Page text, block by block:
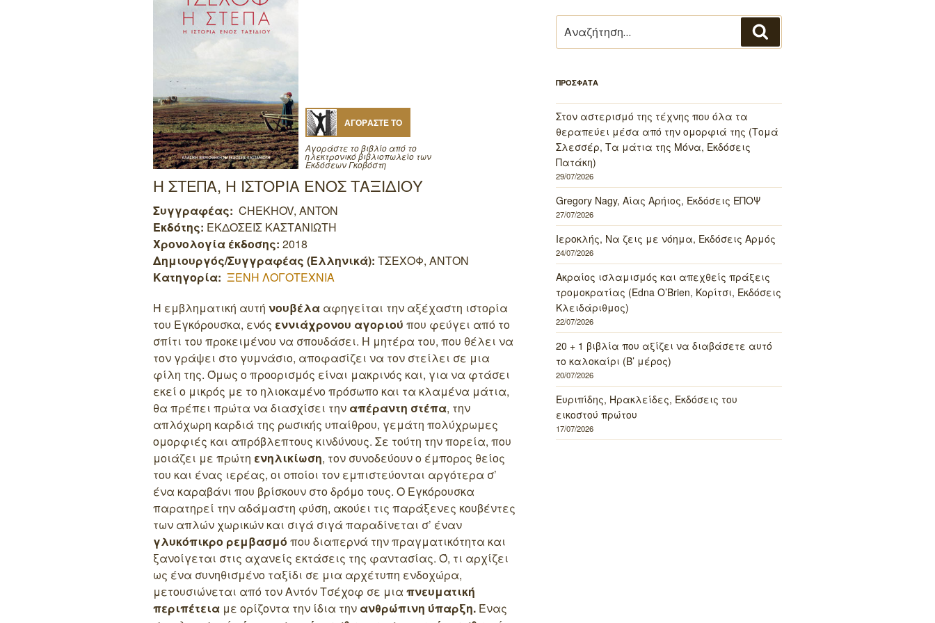
ΑΓΟΡΑΣΤΕ ΤΟ
Αγοράστε το βιβλίο από το
ηλεκτρονικό βιβλιοπωλείο των
Εκδόσεων Γκοβόστη
Η ΣΤΕΠΑ, Η ΙΣΤΟΡΙΑ ΕΝΟΣ ΤΑΞΙΔΙΟΥ
Συγγραφέας: CHEKHOV, ANTON
Εκδότης: ΕΚΔΟΣΕΙΣ ΚΑΣΤΑΝΙΩΤΗ
Χρονολογία έκδοσης: 2018
Δημιουργός/Συγγραφέας (Ελληνικά): ΤΣΕΧΟΦ, ΑΝΤΟΝ
Κατηγορία: ΞΕΝΗ ΛΟΓΟΤΕΧΝΙΑ
Η εμβληματική αυτή νουβέλα αφηγείται την αξέχαστη ιστορία
του Εγκόρουσκα, ενός εννιάχρονου αγοριού που φεύγει από το
σπίτι του προκειμένου να σπουδάσει. Η μητέρα του, που θέλει να
τον γράψει στο γυμνάσιο, αποφασίζει να τον στείλει σε μια
φίλη της. Όμως ο προορισμός είναι μακρινός και, για να φτάσει
εκεί ο μικρός με το ηλιοκαμένο πρόσωπο και τα κλαμένα μάτια,
θα πρέπει πρώτα να διασχίσει την απέραντη στέπα, την
απλόχωρη καρδιά της ρωσικής υπαίθρου, γεμάτη πολύχρωμες
ομορφιές και απρόβλεπτους κινδύνους. Σε τούτη την πορεία, που
μοιάζει με πρώτη ενηλικίωση, τον συνοδεύουν ο έμπορος θείος
του και ένας ιερέας, οι οποίοι τον εμπιστεύονται αργότερα σ’
ένα καραβάνι που βρίσκουν στο δρόμο τους. Ο Εγκόρουσκα
παρατηρεί την αδάμαστη φύση, ακούει τις παράξενες κουβέντες
των απλών χωρικών και σιγά σιγά παραδίνεται σ’ έναν
γλυκόπικρο ρεμβασμό που διαπερνά την πραγματικότητα και
ξανοίγεται στις αχανείς εκτάσεις της φαντασίας. Ό, τι αρχίζει
ως ένα συνηθισμένο ταξίδι σε μια αρχέτυπη ενδοχώρα,
μετουσιώνεται από τον Αντόν Τσέχοφ σε μια πνευματική
περιπέτεια με ορίζοντα την ίδια την ανθρώπινη ύπαρξη. Ένας
για:
ΠΡΟΣΦΑΤΑ
Στον αστερισμό της τέχνης που όλα τα
θεραπεύει μέσα από την ομορφιά της (Τομά
Σλεσσέρ, Τα μάτια της Μόνα, Εκδόσεις
Πατάκη)
29/07/2026
Gregory Nagy, Αίας Αρήιος, Εκδόσεις ΕΠΟΨ
27/07/2026
Ιεροκλής, Να ζεις με νόημα, Εκδόσεις Αρμός
24/07/2026
Ακραίος ισλαμισμός και απεχθείς πράξεις
τρομοκρατίας (Edna O’Brien, Κορίτσι, Εκδόσεις
Κλειδάριθμος)
22/07/2026
20 + 1 βιβλία που αξίζει να διαβάσετε αυτό
το καλοκαίρι (Β’ μέρος)
20/07/2026
Ευριπίδης, Ηρακλείδες, Εκδόσεις του
εικοστού πρώτου
17/07/2026